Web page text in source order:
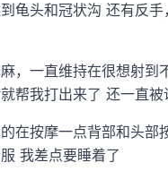
龟头和冠状沟 还有反手
，一直维持在很想射到
帮我打出来了 还一直被
在按摩一点背部和头部
我差点要睡着了